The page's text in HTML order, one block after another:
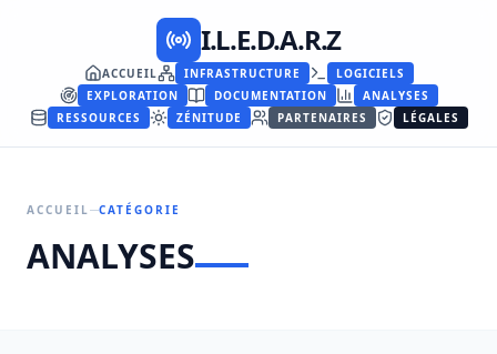
I.L.E.D.A.R.Z
ACCUEIL INFRASTRUCTURE
LOGICIELS
EXPLORATION
DOCUMENTATION
ANALYSES
RESSOURCES
ZÉNITUDE PARTENAIRES LÉGALES
ACCUEIL CATÉGORIE
ANALYSES